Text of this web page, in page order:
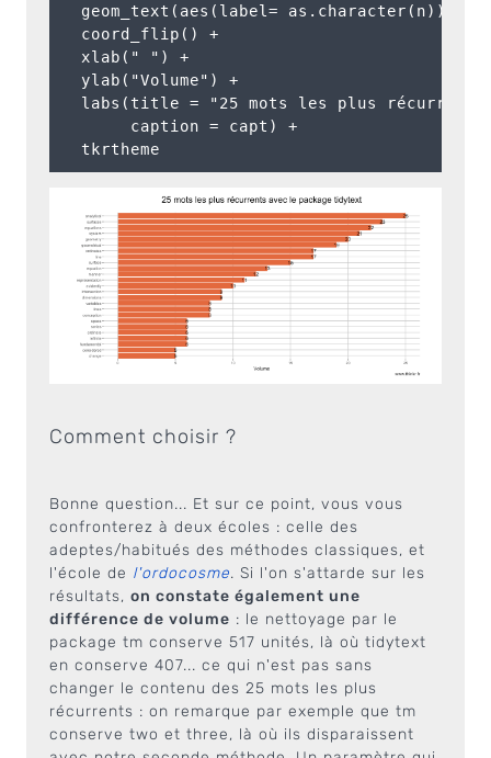
geom_text(aes(label= as.character(n)),
  coord_flip() +
  xlab(" ") +
  ylab("Volume") +
labs(title = "25 mots les plus
       caption = capt) +
Comment choisir ?
Bonne question... Et sur ce point, vous vous
confronterez à deux écoles : celle des
adeptes/habitués des méthodes classiques, et
l'école de l'ordocosme. Si l'on s'attarde sur les
résultats, on constate également une
différence de volume : le nettoyage par le
package tm conserve 517 unités, là où tidytext
en conserve 407... ce qui n'est pas sans
changer le contenu des 25 mots les plus
récurrents : on remarque par exemple que tm
conserve two et three, là où ils disparaissent